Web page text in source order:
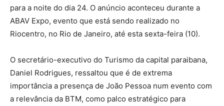
para a noite do dia 24. O anúncio aconteceu durante a
ABAV Expo, evento que está sendo realizado no
Riocentro, no Rio de Janeiro, até esta sexta-feira (10).
O secretário-executivo do Turismo da capital paraibana,
Daniel Rodrigues, ressaltou que é de extrema
importância a presença de João Pessoa num evento com
a relevância da BTM, como palco estratégico para